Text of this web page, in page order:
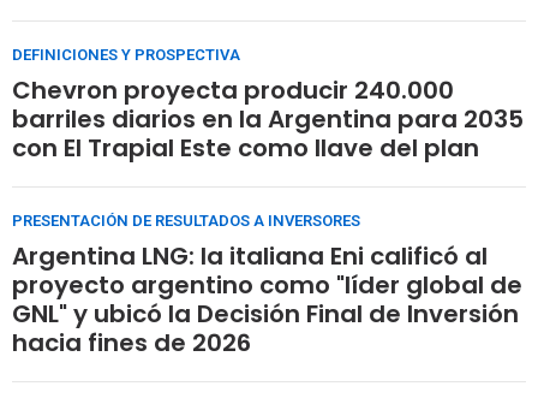
DEFINICIONES Y PROSPECTIVA
Chevron proyecta producir 240.000
barriles diarios en la Argentina para 2035
con El Trapial Este como llave del plan
PRESENTACIÓN DE RESULTADOS A INVERSORES
Argentina LNG: la italiana Eni calificó al
proyecto argentino como "líder global de
GNL" y ubicó la Decisión Final de Inversión
hacia fines de 2026